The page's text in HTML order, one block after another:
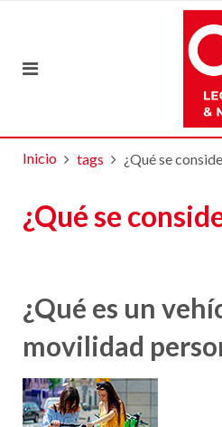
Inicio tags ¿Qué se
¿Qué se
¿Qué es un
movilidad